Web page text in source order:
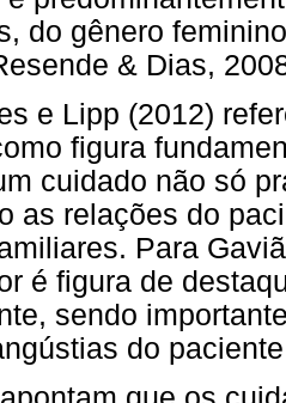
do gênero
& Dias,
e Lipp (2012)
figura
cuidado não só
as relações do
Para
é figura de
sendo
do